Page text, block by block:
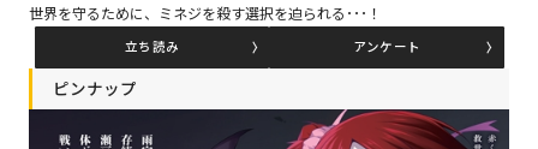
リキューレ
コミックパルフェ
世界を守るために、ミネジを殺す選択を迫られる･･･！
立ち読み アンケート
ピンナップ